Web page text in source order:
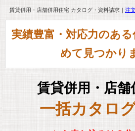
賃貸併用・店舗併用住宅 カタログ・資料請求｜ 注
実績豊富・対応力のあ
めて見つかり
賃貸併用・店舗
一括カタロ